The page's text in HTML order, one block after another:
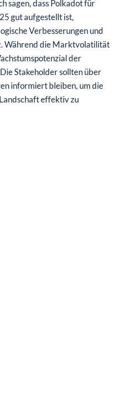
sagen, dass Polkadot für
gut aufgestellt ist,
Verbesserungen und
Während die Marktvolatilität
der
Stakeholder sollten über
informiert bleiben, um die
effektiv zu